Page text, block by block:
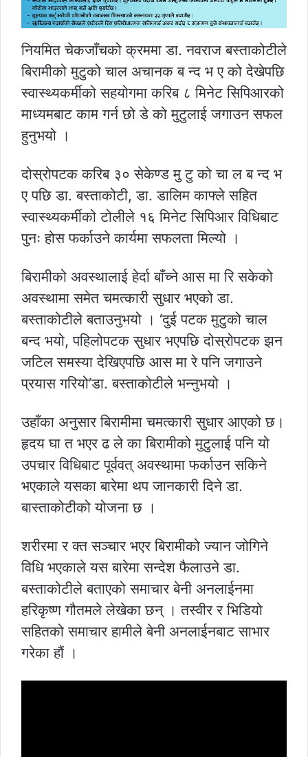
नियमित चेकजाँचको क्रममा डा. नवराज बस्ताकोटीले
बिरामीको मुटुको चाल अचानक ब न्द भ ए को देखेपछि
स्वास्थ्यकर्मीको सहयोगमा करिब ८ मिनेट सिपिआरको
माध्यमबाट काम गर्न छो डे को मुटुलाई जगाउन सफल
हुनुभयो ।
दोस्रोपटक करिब ३० सेकेण्ड मु टु को चा ल ब न्द भ
ए पछि डा. बस्ताकोटी, डा. डालिम काफ्ले सहित
स्वास्थ्यकर्मीको टोलीले १६ मिनेट सिपिआर विधिबाट
पुनः होस फर्काउने कार्यमा सफलता मिल्यो ।
बिरामीको अवस्थालाई हेर्दा बाँच्ने आस मा रि सकेको
अवस्थामा समेत चमत्कारी सुधार भएको डा.
बस्ताकोटीले बताउनुभयो । ‘दुई पटक मुटुको चाल
बन्द भयो, पहिलोपटक सुधार भएपछि दोस्रोपटक झन
जटिल समस्या देखिएपछि आस मा रे पनि जगाउने
प्रयास गरियो’डा. बस्ताकोटीले भन्नुभयो ।
उहाँका अनुसार बिरामीमा चमत्कारी सुधार आएको छ।
हृदय घा त भएर ढ ले का बिरामीको मुटुलाई पनि यो
उपचार विधिबाट पूर्ववत् अवस्थामा फर्काउन सकिने
भएकाले यसका बारेमा थप जानकारी दिने डा.
बास्ताकोटीको योजना छ ।
शरीरमा र क्त सञ्चार भएर बिरामीको ज्यान जोगिने
विधि भएकाले यस बारेमा सन्देश फैलाउने डा.
बस्ताकोटीले बताएको समाचार बेनी अनलाईनमा
हरिकृष्ण गौतमले लेखेका छन् । तस्वीर र भिडियो
सहितको समाचार हामीले बेनी अनलाईनबाट साभार
गरेका हौं ।